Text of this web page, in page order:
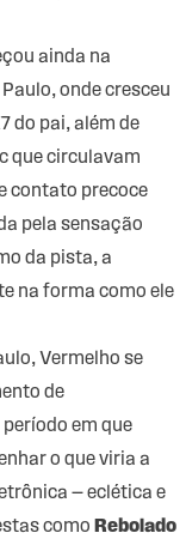
ainda na
onde cresceu
do pai, além de
que circulavam
contato precoce
pela sensação
da pista, a
na forma como ele
Vermelho se
de
em que
o que viria a
— eclética e
como Rebolado